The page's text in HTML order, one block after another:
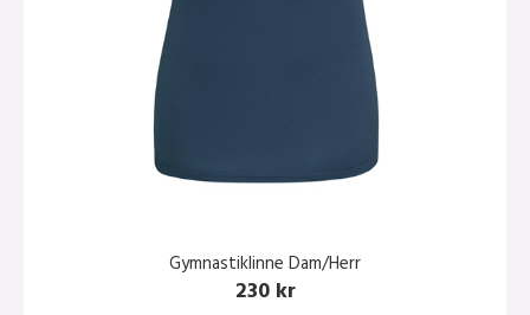
Gymnastiklinne Dam/Herr
230 kr